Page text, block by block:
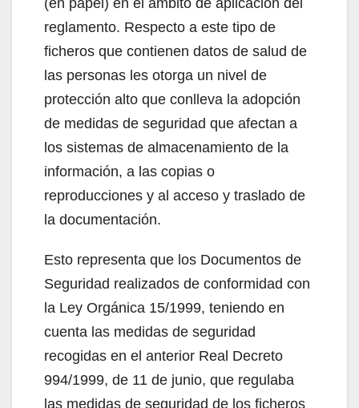
reglamento. Respecto a este tipo de
ficheros que contienen datos de salud de
las personas les otorga un nivel de
protección alto que conlleva la adopción
de medidas de seguridad que afectan a
los sistemas de almacenamiento de la
información, a las copias o
reproducciones y al acceso y traslado de
la documentación.
Esto representa que los Documentos de
Seguridad realizados de conformidad con
la Ley Orgánica 15/1999, teniendo en
cuenta las medidas de seguridad
recogidas en el anterior Real Decreto
994/1999, de 11 de junio, que regulaba
las medidas de seguridad de los ficheros